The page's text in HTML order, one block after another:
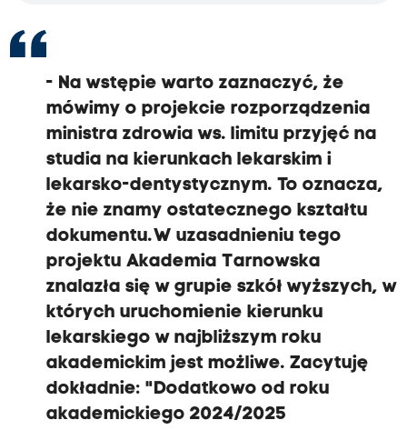
- Na wstępie warto zaznaczyć, że
mówimy o projekcie rozporządzenia
ministra zdrowia ws. limitu przyjęć na
studia na kierunkach lekarskim i
lekarsko-dentystycznym. To oznacza,
że nie znamy ostatecznego kształtu
dokumentu. W uzasadnieniu tego
projektu Akademia Tarnowska
znalazła się w grupie szkół wyższych, w
których uruchomienie kierunku
lekarskiego w najbliższym roku
akademickim jest możliwe. Zacytuję
dokładnie: "Dodatkowo od roku
akademickiego 2024/2025